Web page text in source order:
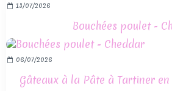
13/07/2026
Bouchées poulet -
06/07/2026
Gâteaux à la Pâte à Tartiner